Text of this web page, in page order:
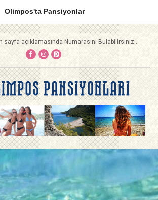
Olimpos'ta Pansiyonlar
açıklamasında Numarasını Bulabilirsiniz..